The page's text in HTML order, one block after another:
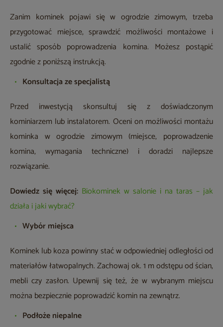
Zanim kominek pojawi się w ogrodzie zimowym, trzeba
przygotować miejsce, sprawdzić możliwości montażowe i
ustalić sposób poprowadzenia komina. Możesz postąpić
zgodnie z poniższą instrukcją.
Konsultacja ze specjalistą
Przed inwestycją skonsultuj się z doświadczonym
kominiarzem lub instalatorem. Oceni on możliwości montażu
kominka w ogrodzie zimowym (miejsce, poprowadzenie
komina, wymagania techniczne) i doradzi najlepsze
rozwiązanie.
Dowiedz się więcej: Biokominek w salonie i na taras – jak
działa i jaki wybrać?
Wybór miejsca
Kominek lub koza powinny stać w odpowiedniej odległości od
materiałów łatwopalnych. Zachowaj ok. 1 m odstępu od ścian,
mebli czy zasłon. Upewnij się też, że w wybranym miejscu
można bezpiecznie poprowadzić komin na zewnątrz.
Podłoże niepalne